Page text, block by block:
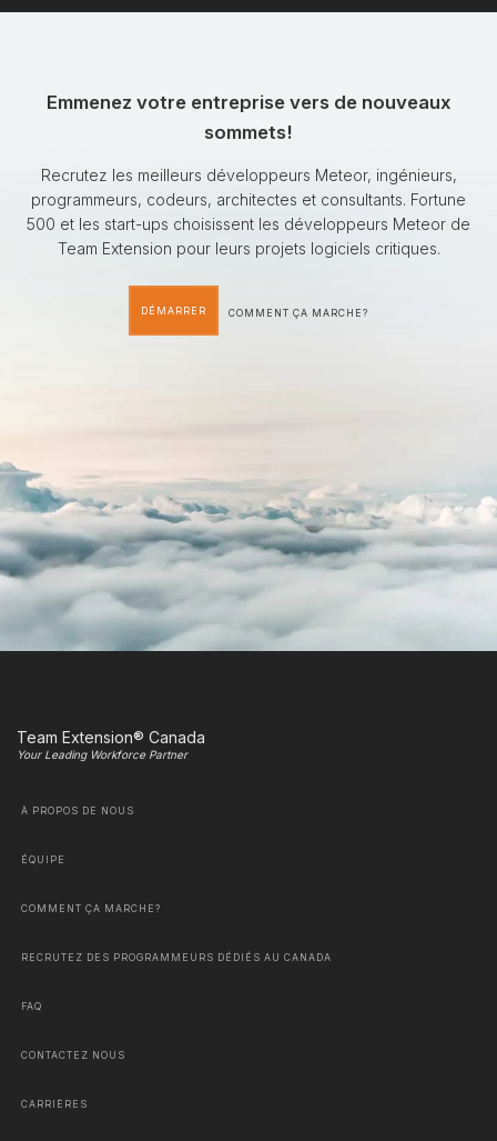
Emmenez votre entreprise vers de nouveaux
sommets!
Recrutez les meilleurs développeurs Meteor, ingénieurs,
programmeurs, codeurs, architectes et consultants. Fortune
500 et les start-ups choisissent les développeurs Meteor de
Team Extension pour leurs projets logiciels critiques.
DÉMARRER COMMENT ÇA MARCHE?
Team Extension® Canada
Your Leading Workforce Partner
À PROPOS DE NOUS
ÉQUIPE
COMMENT ÇA MARCHE?
RECRUTEZ DES PROGRAMMEURS DÉDIÉS AU CANADA
FAQ
CONTACTEZ NOUS
CARRIÈRES